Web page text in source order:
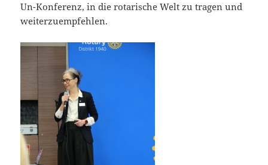
Un-Konferenz, in die rotarische Welt zu tragen und
weiterzuempfehlen.